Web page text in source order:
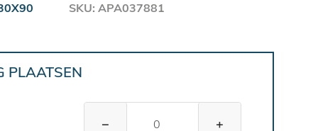
SKU: APA037881
PLAATSEN
− +